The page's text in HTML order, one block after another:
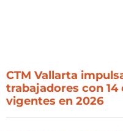
CTM Vallarta
trabajadores con
vigentes en 2026